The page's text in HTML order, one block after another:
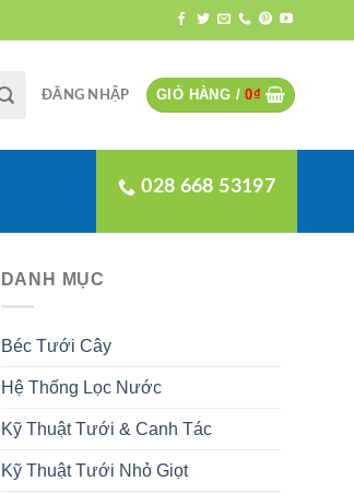
ĐĂNG NHẬP GIỎ HÀNG /0₫
028 668 53197
DANH MỤC
Béc Tưới Cây
Hệ Thống Lọc Nước
Kỹ Thuật Tưới & Canh Tác
Kỹ Thuật Tưới Nhỏ Giọt